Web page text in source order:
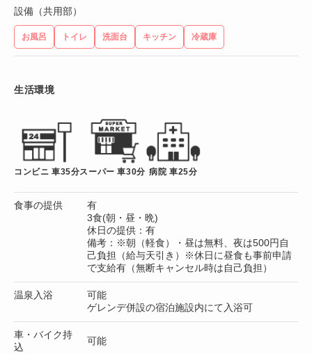
設備（共用部）
お風呂 トイレ 洗面台 キッチン 冷蔵庫
生活環境
コンビニ 車35分スーパー 車30分 病院 車25分
食事の提供
有
3食(朝・昼・晩)
休日の提供：有
備考：※朝（軽食）・昼は無料、夜は500円自
己負担（給与天引き）※休日に昼食も事前申請
で支給有（無断キャンセル時は自己負担）
温泉入浴
可能
ゲレンデ併設の宿泊施設内にて入浴可
車・バイク持
込
可能